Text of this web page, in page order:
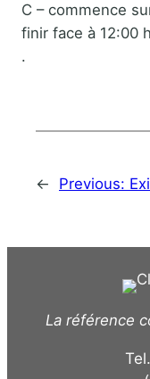
C – commence
finir face à 12:00
.
← Previous:
La référence